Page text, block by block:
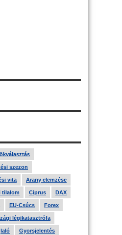
szezon
vita Arany elemzése
tilalom Ciprus DAX
EU-Csúcs Forex
légikatasztrófa
Gyorsjelentés